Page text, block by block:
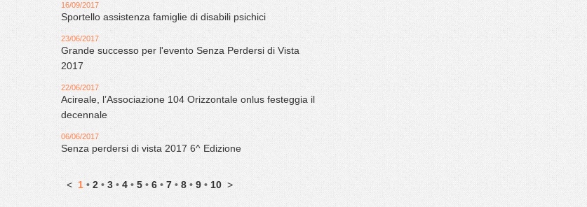
16/09/2017
Sportello assistenza famiglie di disabili psichici
23/06/2017
Grande successo per l'evento Senza Perdersi di Vista
2017
22/06/2017
Acireale, l’Associazione 104 Orizzontale onlus festeggia il
decennale
06/06/2017
Senza perdersi di vista 2017 6^ Edizione
< 1 • 2 • 3 • 4 • 5 • 6 • 7 • 8 • 9 • 10 >